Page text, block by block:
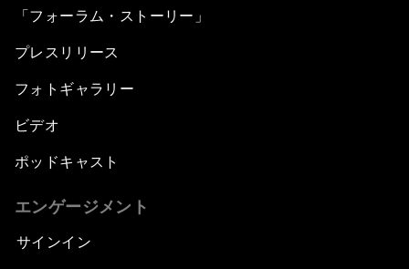
「フォーラム・ストーリー」
プレスリリース
フォトギャラリー
ビデオ
ポッドキャスト
エンゲージメント
サインイン